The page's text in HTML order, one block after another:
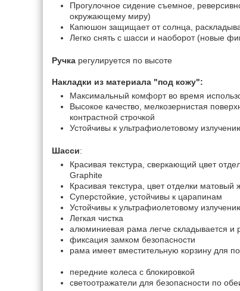
Прогулочное сидение съемное,
окружающему миру)
Капюшон защищает от солнца,
Легко снять с шасси и наоборот (новые
Ручка регулируется по высоте
Накладки из материала "под кожу":
Максимальный комфорт во время
Высокое качество, мелкозернистая
контрастной строчкой
Устойчивы к ультрафиолетовому
Шасси:
Красивая текстура, сверкающий цвет
Graphite
Красивая текстура, цвет отделки
Суперстойкие, устойчивы к царапинам
Устойчивы к ультрафиолетовому
Легкая чистка
алюминиевая рама легче складывается и
фиксация замком безопасности
рама имеет вместительную корзину для
передние колеса с блокировкой
светоотражатели для безопасности по